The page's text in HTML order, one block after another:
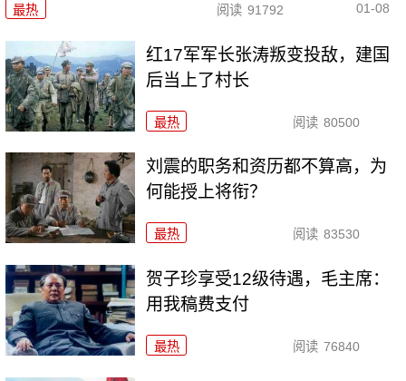
最热 阅读 91792 01-08
红17军军长张涛叛变投敌，建国
后当上了村长
最热 阅读 80500
刘震的职务和资历都不算高，为
何能授上将衔？
最热 阅读 83530
贺子珍享受12级待遇，毛主席：
用我稿费支付
最热 阅读 76840